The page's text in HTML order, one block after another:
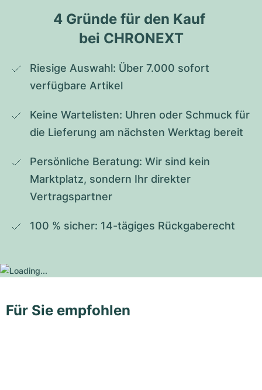
4 Gründe für den Kauf
bei CHRONEXT
Riesige Auswahl: Über 7.000 sofort
verfügbare Artikel
Keine Wartelisten: Uhren oder Schmuck für
die Lieferung am nächsten Werktag bereit
Persönliche Beratung: Wir sind kein
Marktplatz, sondern Ihr direkter
Vertragspartner
100 % sicher: 14-tägiges Rückgaberecht
Für Sie empfohlen